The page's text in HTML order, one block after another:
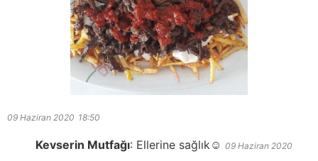
09 Haziran 2020 18:50
Kevserin Mutfağı: Ellerine sağlık☺️ 09 Haziran 2020